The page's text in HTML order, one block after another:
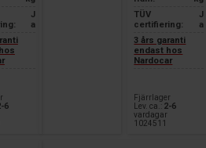
J
a
6
TÜV
certifiering:
J
a
3 års garanti
endast hos
Nardocar
Fjärrlager
Lev. ca.: 2-6
vardagar
1024511